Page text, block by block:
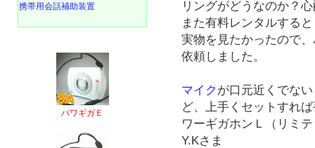
リングがどうなのか？
また有料レンタルする
実物を見たかったので
依頼しました。
マイク が口元近くでな
ど、上手くセットすれ
ワーギガホンＬ（リミ
Y.Kさま
携帯用会話補助装置
パワギガＥ